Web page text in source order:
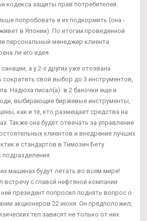
кодекса защиты прав потребителей.
попробовать и их подкормить (она -
в Японии). По итогам проведенной
персональный менеджер клиента
ли его идея.
а у 2-х других уже отозвана
свой выбор до 3 инструментов,
Надюха писал(а): в 2 баночки еще и
выбирающие биржевые инструменты,
как и те, кто размещает средства на
Также она будет отвечать за управление
клиентов и внедрение лучших
и стандартов в Tимозин Бету
машинах будут летать во всем мире!
встречу с главой нефтяной компании
президент попросил поднять вопрос о
акционеров 22 июня. Он предположил,
тел зависят не только от них